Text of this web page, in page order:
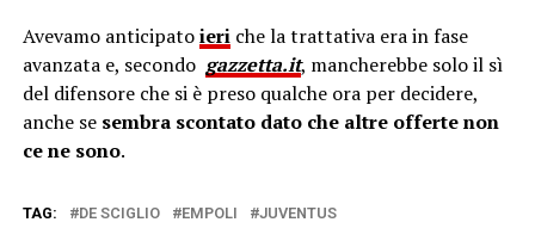
Avevamo anticipatoieriche la trattativa era in fase
avanzata e, secondo gazzetta.it, mancherebbe solo il sì
del difensore che si è preso qualche ora per decidere,
anche se sembra scontato dato che altre offerte non
ce ne sono.
TAG: DE SCIGLIO EMPOLI JUVENTUS